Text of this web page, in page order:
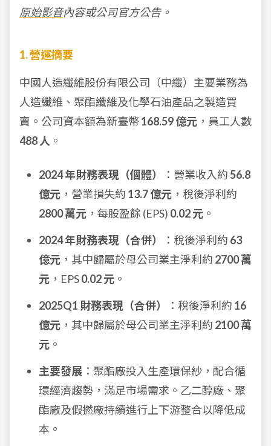
原始影音內容或公司官方公告。
1. 營運摘要
中國人造纖維股份有限公司（中纖）主要業務為
人造纖維、聚酯纖維及化學石油產品之製造買
賣。公司資本額為新臺幣168.59 億元 ，員工人數
488 人 。
2024 年財務表現（個體） ：營業收入約56.8
億元 ，營業損失約 13.7 億元 ，稅後淨利約
2800 萬元 ，每股盈餘 (EPS) 0.02 元 。
2024 年財務表現（合併）
：稅後淨利約 63
億元 ，其中歸屬於母公司業主淨利約 2700 萬
元 ，EPS0.02 元 。
2025Q1 財務表現（合併）
：稅後淨利約 16
億元 ，其中歸屬於母公司業主淨利約 2100 萬
元 。
主要發展 ：聚酯廠投入生產環保紗，配合循
環經濟趨勢，滿足市場需求。乙二醇廠、聚
酯廠及假撚廠持續進行上下游整合以降低成
本。